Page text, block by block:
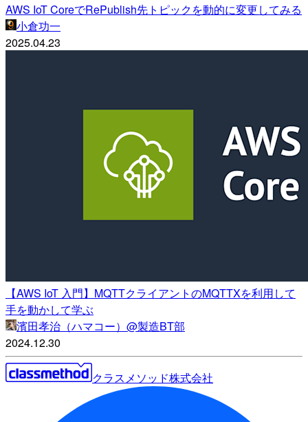
AWS IoT CoreでRePublish先トピックを動的に変更してみる
小倉功一
2025.04.23
【AWS IoT 入門】MQTTクライアントのMQTTXを利用して
手を動かして学ぶ
濱田孝治（ハマコー）@製造BT部
2024.12.30
クラスメソッド株式会社